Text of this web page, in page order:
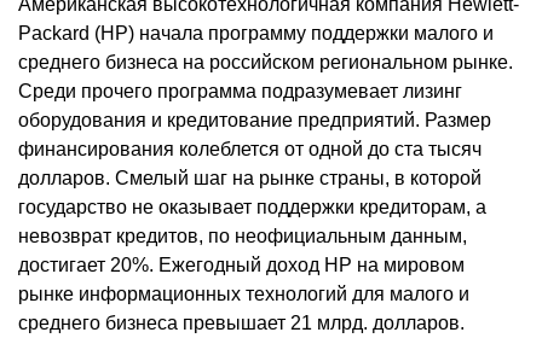
Американская высокотехнологичная компания Hewlett-
Packard (НР) начала программу поддержки малого и
среднего бизнеса на российском региональном рынке.
Среди прочего программа подразумевает лизинг
оборудования и кредитование предприятий. Размер
финансирования колеблется от одной до ста тысяч
долларов. Смелый шаг на рынке страны, в которой
государство не оказывает поддержки кредиторам, а
невозврат кредитов, по неофициальным данным,
достигает 20%. Ежегодный доход НР на мировом
рынке информационных технологий для малого и
среднего бизнеса превышает 21 млрд. долларов.